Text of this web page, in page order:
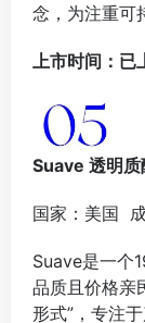
念，为注重可
上市时间：
Suave 透明
国家：美国
Suave是一个
品质且价格亲
形式”，专注